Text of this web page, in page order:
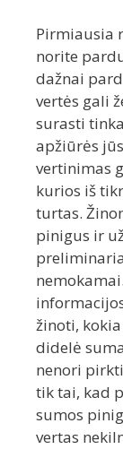
Pirmiausia
norite
dažnai
vertės gali
surasti
apžiūrės
vertinimas
kurios iš
turtas.
pinigus ir
žinoti,
didelė
nenori
tik tai, kad
sumos
vertas